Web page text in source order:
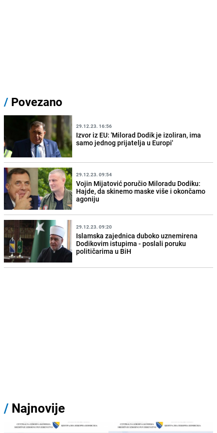
/ Povezano
29.12.23. 16:56
Izvor iz EU: 'Milorad Dodik je izoliran, ima
samo jednog prijatelja u Europi'
29.12.23. 09:54
Vojin Mijatović poručio Miloradu Dodiku:
Hajde, da skinemo maske više i okončamo
agoniju
29.12.23. 09:20
Islamska zajednica duboko uznemirena
Dodikovim istupima - poslali poruku
političarima u BiH
/ Najnovije